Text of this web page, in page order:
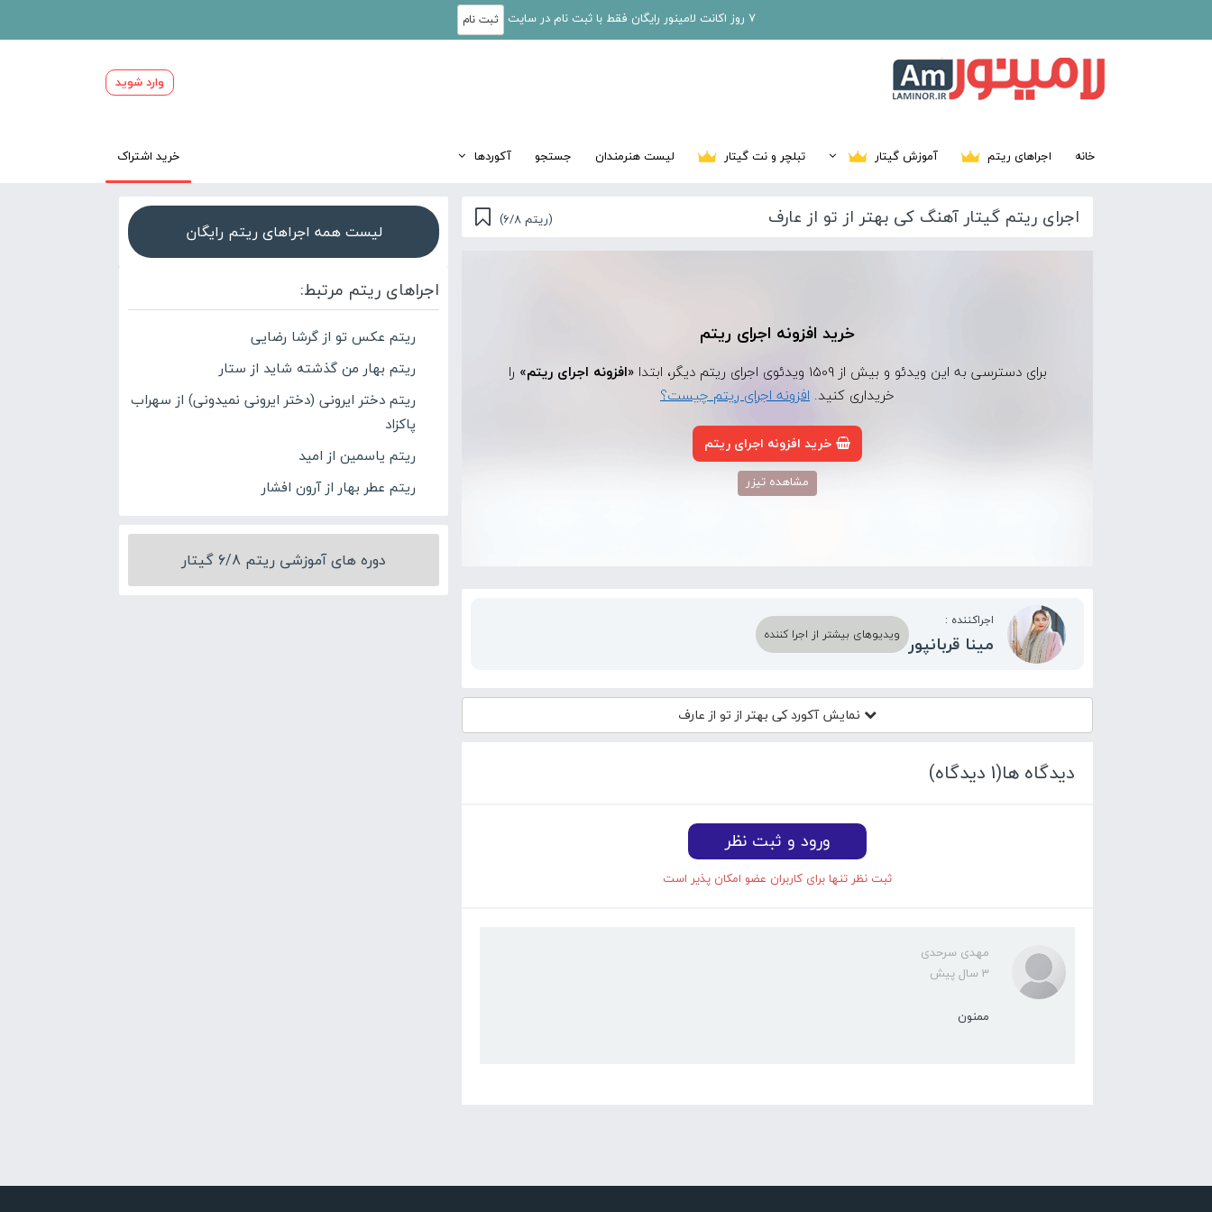
7 روز اکانت لامینور رایگان فقط با ثبت نام در سایت ثبت نام
وارد شوید
خانه اجراهای ریتم آموزش گیتار تبلچر و نت گیتار لیست هنرمندان جستجو آکوردها خرید اشتراک
اجرای ریتم گیتار آهنگ کی بهتر از تو از عارف (ریتم 6/8)
خرید افزونه اجرای ریتم
برای دسترسی به این ویدئو و بیش از 1509 ویدئوی اجرای ریتم دیگر، ابتدا «افزونه اجرای ریتم» را
خریداری کنید. افزونه اجرای ریتم چیست؟
خرید افزونه اجرای ریتم
مشاهده تیزر
اجراکننده :
مینا قربانپور ویدیوهای بیشتر از اجرا کننده
نمایش آکوردکی بهتر از تو از عارف
دیدگاه ها(1 دیدگاه)
ورود و ثبت نظر
ثبت نظر تنها برای کاربران عضو امکان پذیر است
مهدی سرحدی
3 سال پیش
ممنون
لیست همه اجراهای ریتم رایگان
اجراهای ریتم مرتبط:
ریتم عکس تو از گرشا رضایی
ریتم بهار من گذشته شاید از ستار
ریتم دختر ایرونی (دختر ایرونی نمیدونی) از سهراب
پاکزاد
ریتم یاسمین از امید
ریتم عطر بهار از آرون افشار
دوره های آموزشی ریتم 6/8 گیتار